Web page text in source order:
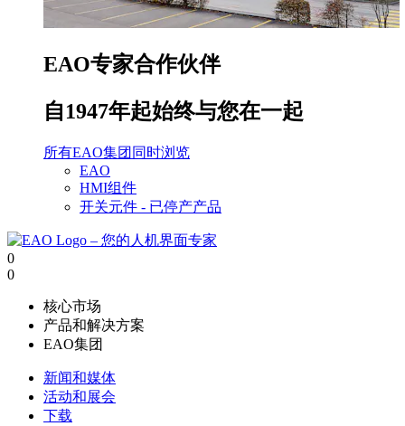
EAO专家合作伙伴
自1947年起始终与您在一起
所有EAO集团同时浏览
EAO
HMI组件
开关元件 - 已停产产品
0
0
核心市场
产品和解决方案
EAO集团
新闻和媒体
活动和展会
下载